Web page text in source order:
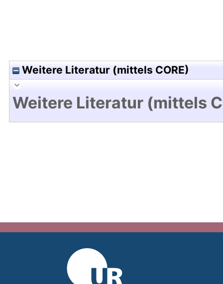
Weitere Literatur (mittels CORE)
Weitere Literatur (mittels